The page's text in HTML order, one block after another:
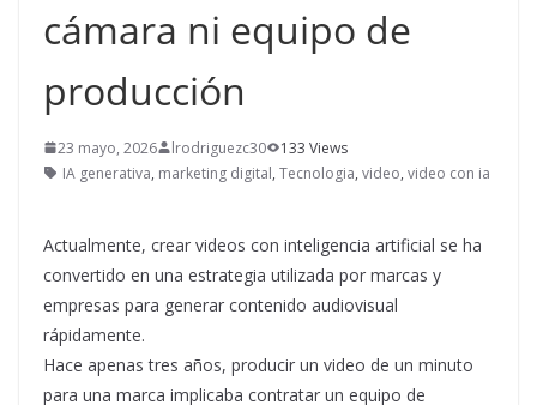
cámara ni equipo de
producción
23 mayo, 2026 lrodriguezc30
133 Views
IA generativa, marketing digital, Tecnologia, video, video con ia
Actualmente, crear videos con inteligencia artificial se ha
convertido en una estrategia utilizada por marcas y
empresas para generar contenido audiovisual
rápidamente.
Hace apenas tres años, producir un video de un minuto
para una marca implicaba contratar un equipo de